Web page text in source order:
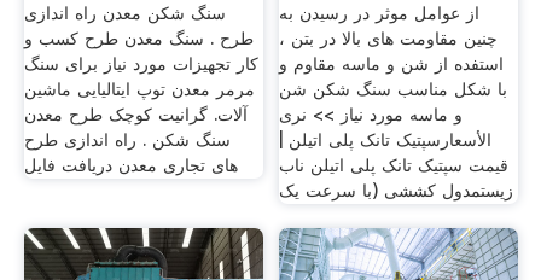
سنگ شکن معدن راه اندازی
طرح . سنگ معدن طرح کسب و
کار تجهیزات مورد نیاز برای سنگ
مرمر معدن توپ ایتالیایی ماشین
آلات. گرانیت کوچک طرح معدن
سنگ شکن . راه اندازی طرح
های تجاری معدن دریافت فایل
از عوامل موثر در رسیدن به
چنین مقاومت های بالا در بتن ،
استفده از شن و ماسه مقاوم و
با شکل مناسب سنگ شکن شن
و ماسه مورد نیاز >> نرى
الأسعارسپتیک تانک پلی اتیلن |
قیمت سپتیک تانک پلی اتیلن ناب
زیستمدول کششی (با سرعت یک